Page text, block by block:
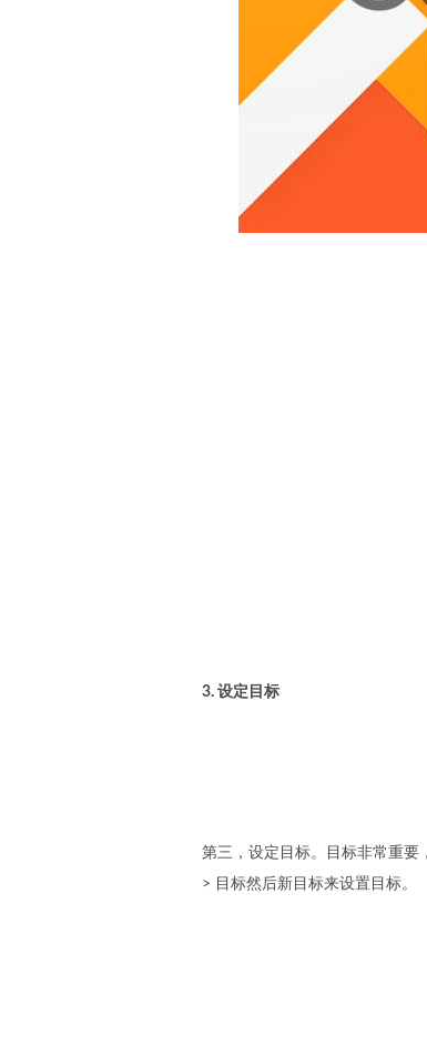
3. 设定目标
第三，设定目标。 目标非常重要
> 目标然后新目标来设置目标。